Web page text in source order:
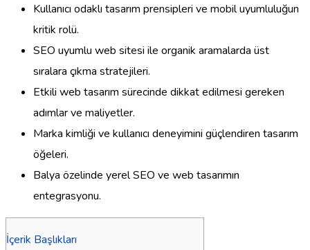
Kullanıcı odaklı tasarım prensipleri ve mobil uyumluluğun
kritik rolü.
SEO uyumlu web sitesi ile organik aramalarda üst
sıralara çıkma stratejileri.
Etkili web tasarım sürecinde dikkat edilmesi gereken
adımlar ve maliyetler.
Marka kimliği ve kullanıcı deneyimini güçlendiren tasarım
öğeleri.
Balya özelinde yerel SEO ve web tasarımın
entegrasyonu.
İçerik Başlıkları